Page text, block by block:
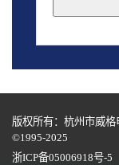
should
blank
版权所有：杭州市威格
©1995-2025
浙ICP备05006918号-5